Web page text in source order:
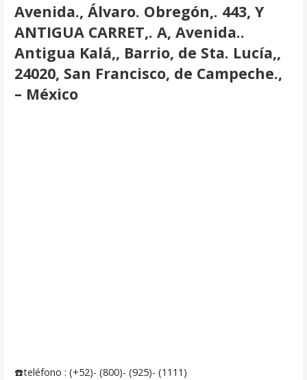
Avenida., Álvaro. Obregón,. 443, Y
ANTIGUA CARRET,. A, Avenida..
Antigua Kalá,, Barrio, de Sta. Lucía,,
24020, San Francisco, de Campeche.,
– México
☎️teléfono : (+52)- (800)- (925)- (1111)